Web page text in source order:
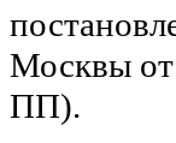
Москвы
ПП).